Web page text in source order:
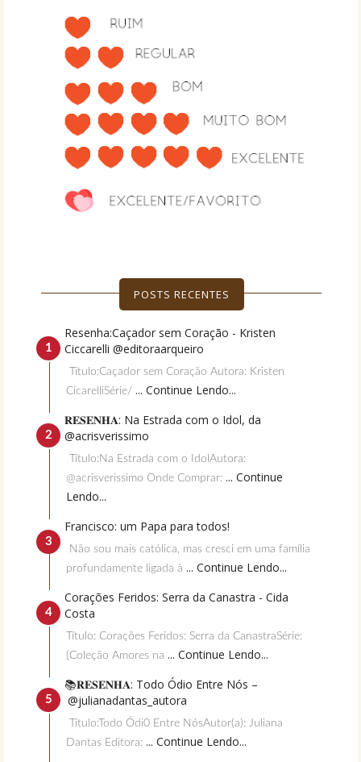
POSTS RECENTES
Resenha:Caçador sem Coração - Kristen
Ciccarelli @editoraarqueiro
Título:Caçador sem Coração Autora: Kristen
CicarelliSérie/ ... Continue Lendo...
𝐑𝐄𝐒𝐄𝐍𝐇𝐀: Na Estrada com o Idol, da
@acrisverissimo
Título:Na Estrada com o IdolAutora:
@acrisverissimo Onde Comprar: ... Continue
Lendo...
Francisco: um Papa para todos!
Não sou mais católica, mas cresci em uma família
profundamente ligada à ... Continue Lendo...
Corações Feridos: Serra da Canastra - Cida
Costa
Título: Corações Feridos: Serra da CanastraSérie:
(Coleção Amores na ... Continue Lendo...
📚𝐑𝐄𝐒𝐄𝐍𝐇𝐀: Todo Ódio Entre Nós –
@julianadantas_autora
Título:Todo Ódi0 Entre NósAutor(a): Juliana
Dantas Editora: ... Continue Lendo...